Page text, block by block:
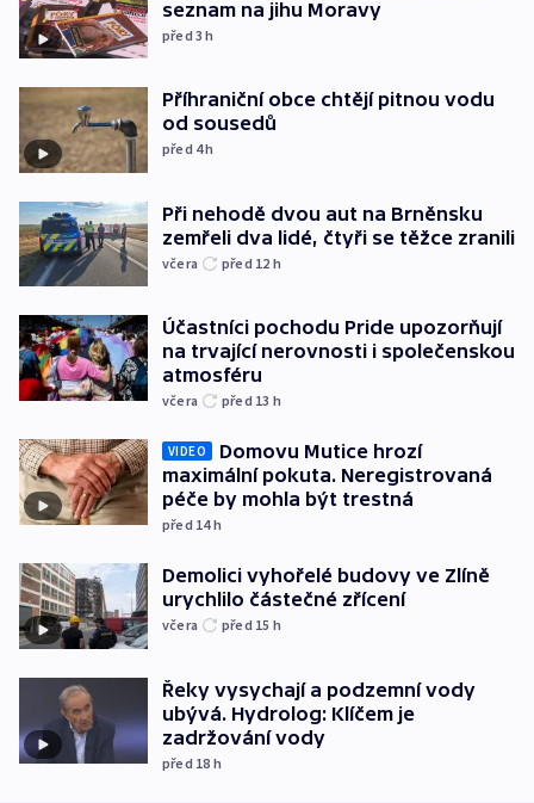
seznam na jihu Moravy
před 3h
Příhraniční obce chtějí pitnou vodu
od sousedů
před 4h
Při nehodě dvou aut na Brněnsku
zemřeli dva lidé, čtyři se těžce zranili
včera před 12 h
Účastníci pochodu Pride upozorňují
na trvající nerovnosti i společenskou
atmosféru
včera před 13 h
VIDEO
Domovu Mutice hrozí
maximální pokuta. Neregistrovaná
péče by mohla být trestná
před 14h
Demolici vyhořelé budovy ve Zlíně
urychlilo částečné zřícení
včera před 15 h
Řeky vysychají a podzemní vody
ubývá. Hydrolog: Klíčem je
zadržování vody
před 18 h